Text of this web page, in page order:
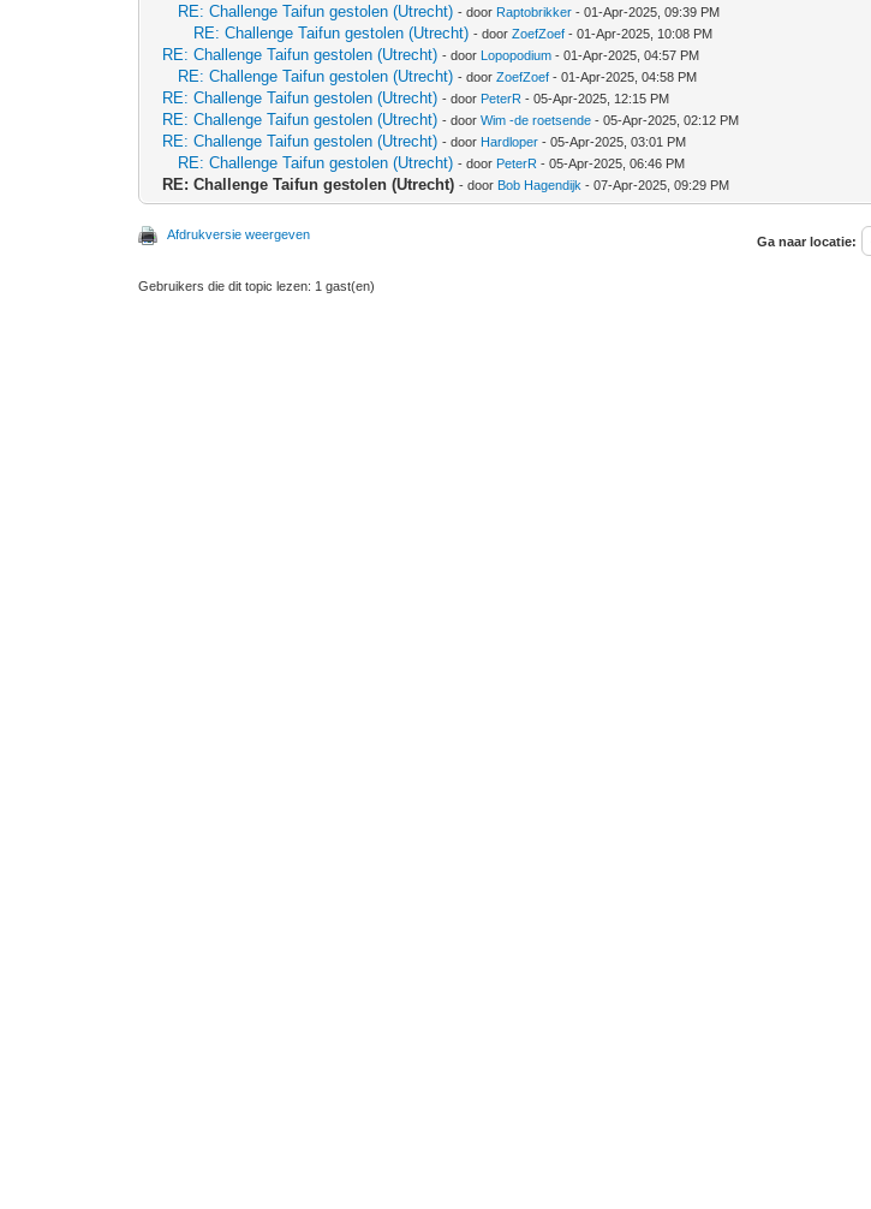
RE: Challenge Taifun gestolen (Utrecht) - door Raptobrikker - 01-Apr-2025, 09:39 PM
RE: Challenge Taifun gestolen (Utrecht) - doorZoefZoef - 01-Apr-2025, 10:08 PM
RE: Challenge Taifun gestolen (Utrecht) - door Lopopodium - 01-Apr-2025, 04:57 PM
RE: Challenge Taifun gestolen (Utrecht) - doorZoefZoef - 01-Apr-2025, 04:58 PM
RE: Challenge Taifun gestolen (Utrecht) - door PeterR - 05-Apr-2025, 12:15 PM
RE: Challenge Taifun gestolen (Utrecht) - doorWim -de roetsende - 05-Apr-2025, 02:12 PM
RE: Challenge Taifun gestolen (Utrecht) - door Hardloper - 05-Apr-2025, 03:01 PM
RE: Challenge Taifun gestolen (Utrecht) - door PeterR - 05-Apr-2025, 06:46 PM
RE: Challenge Taifun gestolen (Utrecht) - door Bob Hagendijk - 07-Apr-2025, 09:29 PM
Afdrukversie weergeven Ga naar locatie:
Gebruikers die dit topic lezen: 1 gast(en)